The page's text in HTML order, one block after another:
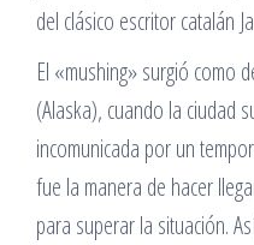
del clásico escritor catalán
El «mushing» surgió como
(Alaska), cuando la ciudad
incomunicada por un
fue la manera de hacer
para superar la situación.